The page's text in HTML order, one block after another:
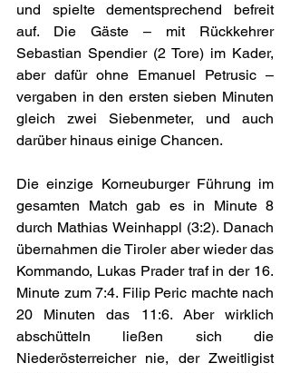
und spielte dementsprechend befreit
auf. Die Gäste – mit Rückkehrer
Sebastian Spendier (2 Tore) im Kader,
aber dafür ohne Emanuel Petrusic –
vergaben in den ersten sieben Minuten
gleich zwei Siebenmeter, und auch
darüber hinaus einige Chancen.
Die einzige Korneuburger Führung im
gesamten Match gab es in Minute 8
durch Mathias Weinhappl (3:2). Danach
übernahmen die Tiroler aber wieder das
Kommando, Lukas Prader traf in der 16.
Minute zum 7:4. Filip Peric machte nach
20 Minuten das 11:6. Aber wirklich
abschütteln ließen sich die
Niederösterreicher nie, der Zweitligist